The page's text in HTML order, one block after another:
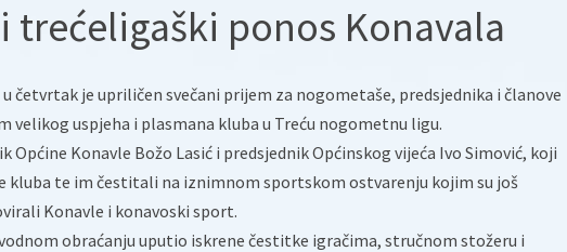
trećeligaški ponos Konavala
četvrtak je upriličen svečani prijem za nogometaše, predsjednika i članove
velikog uspjeha i plasmana kluba u Treću nogometnu ligu.
Općine Konavle Božo Lasić i predsjednik Općinskog vijeća Ivo Simović, koji
kluba te im čestitali na iznimnom sportskom ostvarenju kojim su još
Konavle i konavoski sport.
obraćanju uputio iskrene čestitke igračima, stručnom stožeru i